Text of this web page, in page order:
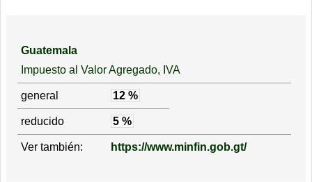
Guatemala
Impuesto al Valor Agregado, IVA
general 12 %
reducido 5 %
Ver también: https://www.minfin.gob.gt/